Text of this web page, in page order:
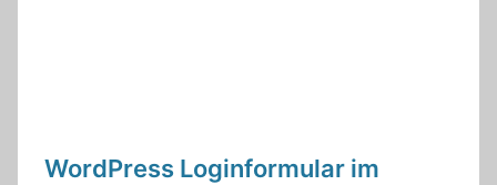
WordPress Loginformular im